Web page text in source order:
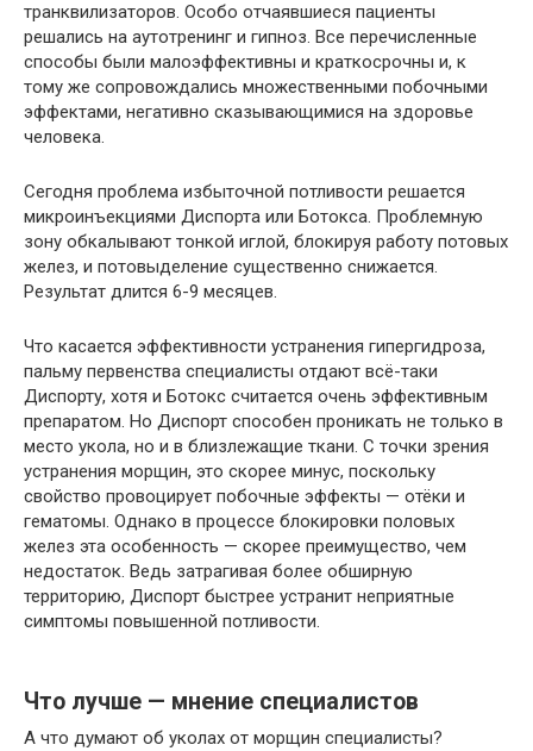
транквилизаторов. Особо отчаявшиеся пациенты
решались на аутотренинг и гипноз. Все перечисленные
способы были малоэффективны и краткосрочны и, к
тому же сопровождались множественными побочными
эффектами, негативно сказывающимися на здоровье
человека.
Сегодня проблема избыточной потливости решается
микроинъекциями Диспорта или Ботокса. Проблемную
зону обкалывают тонкой иглой, блокируя работу потовых
желез, и потовыделение существенно снижается.
Результат длится 6-9 месяцев.
Что касается эффективности устранения гипергидроза,
пальму первенства специалисты отдают всё-таки
Диспорту, хотя и Ботокс считается очень эффективным
препаратом. Но Диспорт способен проникать не только в
место укола, но и в близлежащие ткани. С точки зрения
устранения морщин, это скорее минус, поскольку
свойство провоцирует побочные эффекты — отёки и
гематомы. Однако в процессе блокировки половых
желез эта особенность — скорее преимущество, чем
недостаток. Ведь затрагивая более обширную
территорию, Диспорт быстрее устранит неприятные
симптомы повышенной потливости.
Что лучше — мнение специалистов
А что думают об уколах от морщин специалисты?